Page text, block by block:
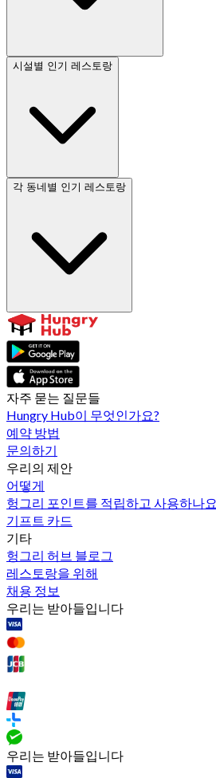
시설별 인기 레스토랑
각 동네별 인기 레스토랑
자주 묻는 질문들
Hungry Hub이 무엇인가요?
예약 방법
문의하기
우리의 제안
어떻게
헝그리 포인트를 적립하고 사용하나요
기프트 카드
기타
헝그리 허브 블로그
레스토랑을 위해
채용 정보
우리는 받아들입니다
우리는 받아들입니다